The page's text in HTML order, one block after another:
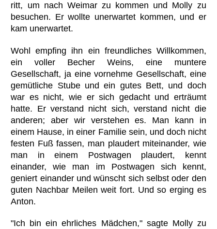
ritt, um nach Weimar zu kommen und Molly zu
besuchen. Er wollte unerwartet kommen, und er
kam unerwartet.
Wohl empfing ihn ein freundliches Willkommen,
ein voller Becher Weins, eine muntere
Gesellschaft, ja eine vornehme Gesellschaft, eine
gemütliche Stube und ein gutes Bett, und doch
war es nicht, wie er sich gedacht und erträumt
hatte. Er verstand nicht sich, verstand nicht die
anderen; aber wir verstehen es. Man kann in
einem Hause, in einer Familie sein, und doch nicht
festen Fuß fassen, man plaudert miteinander, wie
man in einem Postwagen plaudert, kennt
einander, wie man im Postwagen sich kennt,
geniert einander und wünscht sich selbst oder den
guten Nachbar Meilen weit fort. Und so erging es
Anton.
"Ich bin ein ehrliches Mädchen," sagte Molly zu